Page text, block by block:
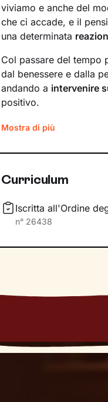
viviamo e anche del
che ci accade, e il
una determinata
Col passare del tempo
dal benessere e dalla
andando a intervenire
positivo.
Nei nostri incontri
dedicheremo a un
tuoi bisogni e valori, e
ricompensa per il
Mostra di più
Curriculum
Iscritta all'Ordine
n° 26438